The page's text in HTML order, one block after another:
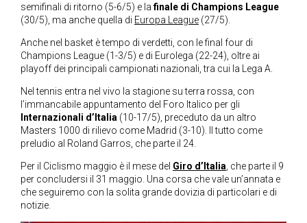
semifinali di ritorno (5-6/5) e lafinale di Champions League
(30/5), ma anche quella di Europa League (27/5).
Anche nel basket è tempo di verdetti, con le final four di
Champions League (1-3/5) e di Eurolega (22-24), oltre ai
playoff dei principali campionati nazionali, tra cui la Lega A.
Nel tennis entra nel vivo la stagione su terra rossa, con
l’immancabile appuntamento del Foro Italico per gli
Internazionali d’Italia (10-17/5), preceduto da un altro
Masters 1000 di rilievo come Madrid (3-10). Il tutto come
preludio al Roland Garros, che parte il 24.
Per il Ciclismo maggio è il mese del Giro d’Italia , che parte il 9
per concludersi il 31 maggio. Una corsa che vale un’annata e
che seguiremo con la solita grande dovizia di particolari e di
notizie.